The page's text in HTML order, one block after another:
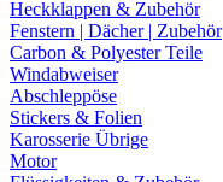
Heckklappen & Zubehör
Fenstern | Dächer | Zubehör
Carbon & Polyester Teile
Windabweiser
Abschleppöse
Stickers & Folien
Karosserie Übrige
Motor